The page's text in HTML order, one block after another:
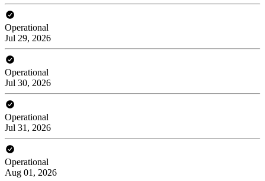
Operational
Jul 29, 2026
Operational
Jul 30, 2026
Operational
Jul 31, 2026
Operational
Aug 01, 2026